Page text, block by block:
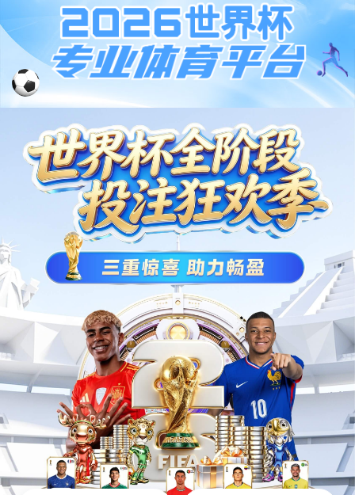
股票
代码 001266
控制器&IO模块
eCore-XL控制器
eMod I/O模块
工业应用